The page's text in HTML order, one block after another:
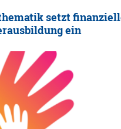
setzt
ein